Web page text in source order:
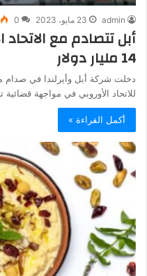
admin 23 مايو، 2023 0
أبل تتصادم مع
14 مليار دولار
دخلت شركة أبل وأيرلندا في صدام مع
للاتحاد الأوروبي في مواجهة
أكمل القراءة »